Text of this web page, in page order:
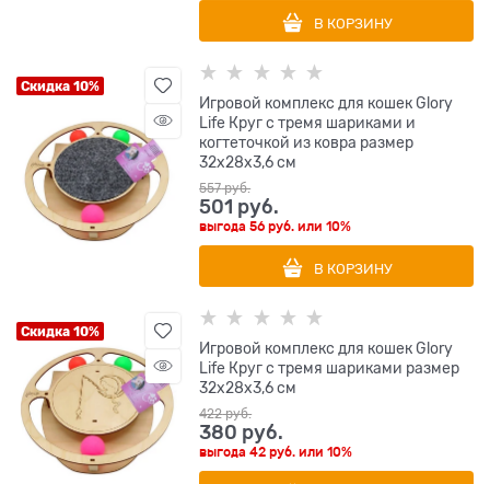
В КОРЗИНУ
Скидка 10%
Игровой комплекс для кошек Glory
Life Круг с тремя шариками и
когтеточкой из ковра размер
32х28х3,6 см
557 руб.
501 руб.
выгода56 руб. или10%
В КОРЗИНУ
Скидка 10%
Игровой комплекс для кошек Glory
Life Круг с тремя шариками размер
32х28х3,6 см
422 руб.
380 руб.
выгода42 руб. или10%